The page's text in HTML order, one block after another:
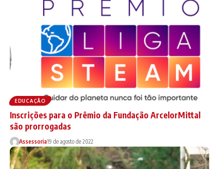
EDUCAÇÃO
Inscrições para o Prêmio da Fundação ArcelorMittal
são prorrogadas
Assessoria19 de agosto de 2022